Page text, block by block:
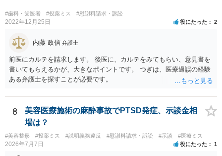
#歯科・歯医者 #投薬ミス #慰謝料請求・訴訟
2022年12月25日 役にたった 2
内藤 政信 弁護士
前医にカルテを請求します。 後医に、カルテをみてもらい、意見書を
書いてもらえるかが、大きなポイントです。 つぎは、医療過誤の経験
ある弁護士を探すことが必要です。
8
美容医療施術の麻酔事故でPTSD発症、示談金相
場は？
#美容整形 #投薬ミス #説明義務違反 #慰謝料請求・訴訟 #示談 #医療ミス
2026年7月7日 役にたった 1